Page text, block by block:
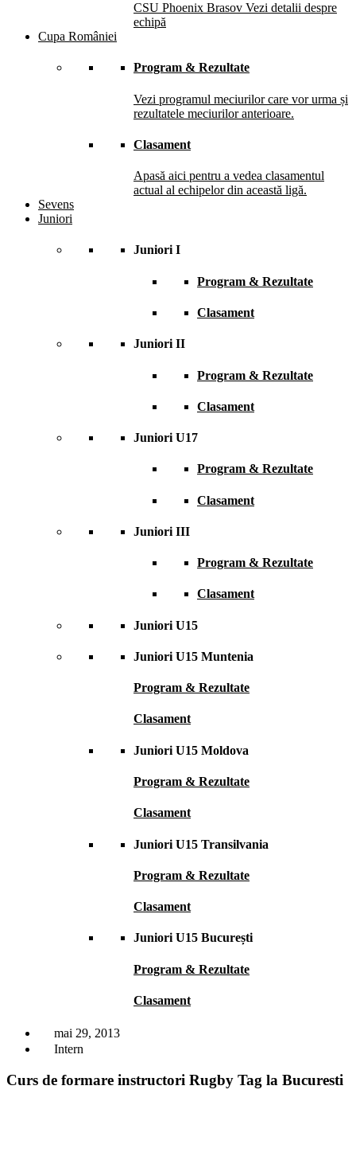
CSU Phoenix Brasov Vezi detalii despre
echipă
Cupa României
Program & Rezultate
Vezi programul meciurilor care vor urma și
rezultatele meciurilor anterioare.
Clasament
Apasă aici pentru a vedea clasamentul
actual al echipelor din această ligă.
Sevens
Juniori
Juniori I
Program & Rezultate
Clasament
Juniori II
Program & Rezultate
Clasament
Juniori U17
Program & Rezultate
Clasament
Juniori III
Program & Rezultate
Clasament
Juniori U15
Juniori U15 Muntenia
Program & Rezultate
Clasament
Juniori U15 Moldova
Program & Rezultate
Clasament
Juniori U15 Transilvania
Program & Rezultate
Clasament
Juniori U15 București
Program & Rezultate
Clasament
mai 29, 2013
Intern
Curs de formare instructori Rugby Tag la Bucuresti